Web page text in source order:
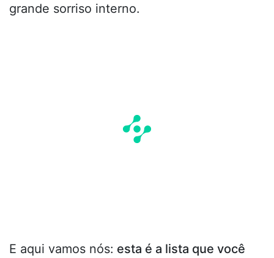
grande sorriso interno.
E aqui vamos nós: esta é a lista que você